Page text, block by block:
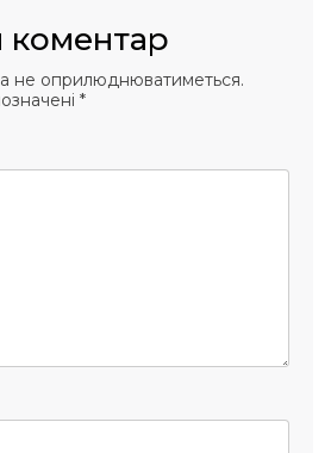
не оприлюднюватиметься.
*